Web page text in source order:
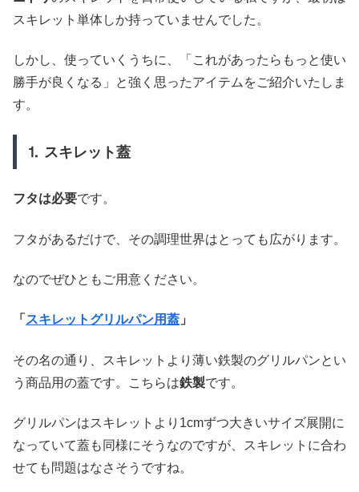
スキレット単体しか持っていませんでした。
しかし、使っていくうちに、「これがあったらもっと使い
勝手が良くなる」と強く思ったアイテムをご紹介いたしま
す。
⒈ スキレット蓋
フタは必要です。
フタがあるだけで、その調理世界はとっても広がります。
なのでぜひともご用意ください。
「 スキレットグリルパン用蓋 」
その名の通り、スキレットより薄い鉄製のグリルパンとい
う商品用の蓋です。こちらは鉄製です。
グリルパンはスキレットより1cmずつ大きいサイズ展開に
なっていて蓋も同様にそうなのですが、スキレットに合わ
せても問題はなさそうですね。